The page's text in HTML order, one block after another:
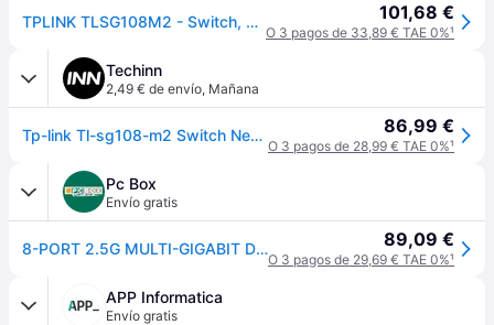
TPLINK TLSG108M2 - Switch, 8 puertos, 2,5 Gigabit Ethernet 101,68 €
O 3 pagos de 33,89 € TAE 0%¹
Techinn
2,49 € de envío, Mañana
Tp-link Tl-sg108-m2 Switch Negro One Size / EU Plug 220V 86,99 €
O 3 pagos de 28,99 € TAE 0%¹
Pc Box
Envío gratis
8-PORT 2.5G MULTI-GIGABIT DESKTOP SWITCH 8 2.5G RJ45 POR TS 89,09 €
O 3 pagos de 29,69 € TAE 0%¹
APP Informatica
Envío gratis